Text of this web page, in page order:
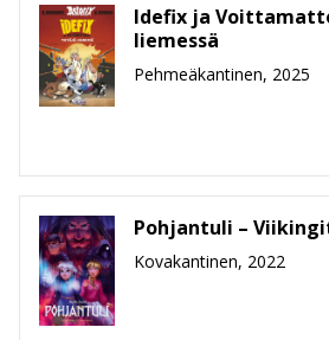
Idefix ja
liemessä
Pehmeäkantinen, 2025
Pohjantuli –
Kovakantinen, 2022